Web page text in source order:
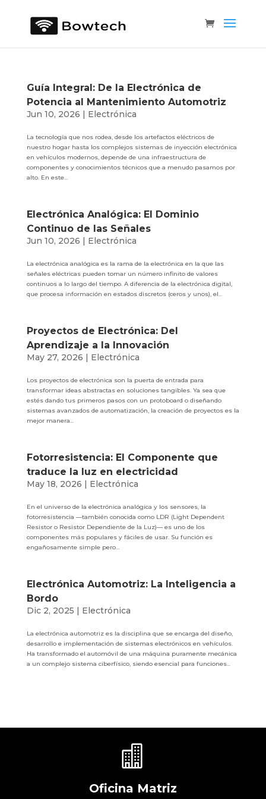
Guía Integral: De la Electrónica de
Potencia al Mantenimiento Automotriz
Jun 10, 2026 | Electrónica
La tecnología que nos rodea, desde los artefactos eléctricos de
nuestro hogar hasta los complejos sistemas de inyección electrónica
en vehículos modernos, depende de una infraestructura de
componentes y conocimientos técnicos que a menudo pasamos por
alto. En este...
Electrónica Analógica: El Dominio
Continuo de las Señales
Jun 10, 2026 | Electrónica
La electrónica analógica es la rama de la electrónica en la que las
señales eléctricas pueden tomar un número infinito de valores
continuos a lo largo del tiempo. A diferencia de la electrónica digital,
que procesa información en estados discretos (ceros y unos), el...
Proyectos de Electrónica: Del
Aprendizaje a la Innovación
May 27, 2026 | Electrónica
Los proyectos de electrónica son la puerta de entrada para
transformar ideas abstractas en soluciones tangibles. Ya sea que
estés dando tus primeros pasos con un protoboard o diseñando
sistemas avanzados de automatización, la creación de proyectos es la
mejor manera...
Fotorresistencia: El Componente que
traduce la luz en electricidad
May 18, 2026 | Electrónica
En el universo de la electrónica analógica y los sensores, la
fotorresistencia —también conocida como LDR (Light Dependent
Resistor o Resistor Dependiente de la Luz)— es uno de los
componentes más populares y fáciles de usar. Su función es
engañosamente simple pero...
Electrónica Automotriz: La Inteligencia a
Bordo
Dic 2, 2025 | Electrónica
La electrónica automotriz es la disciplina que se encarga del diseño,
desarrollo e implementación de sistemas electrónicos en vehículos.
Ha transformado el automóvil de una máquina puramente mecánica
a un complejo sistema ciberfísico, siendo esencial para funciones...

Oficina Matriz